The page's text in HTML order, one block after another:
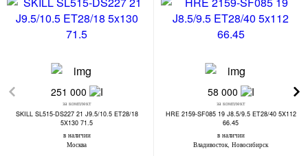
251 000
за комплект
SKILL SL515-DS227 21 J9.5/10.5 ET28/18
5X130 71.5
в наличии
Москва
58 000
за комплект
HRE 2159-SF085 19 J8.5/9.5 ET28/40 5X112
66.45
в наличии
Владивосток, Новосибирск